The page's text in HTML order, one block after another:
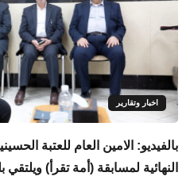
اخبار وتقارير
بالفيديو: الامين العام للعتبة
النهائية لمسابقة (أمة تقرأ)